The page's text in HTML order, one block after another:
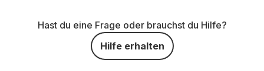
Hast du eine Frage oder brauchst du Hilfe?
Hilfe erhalten